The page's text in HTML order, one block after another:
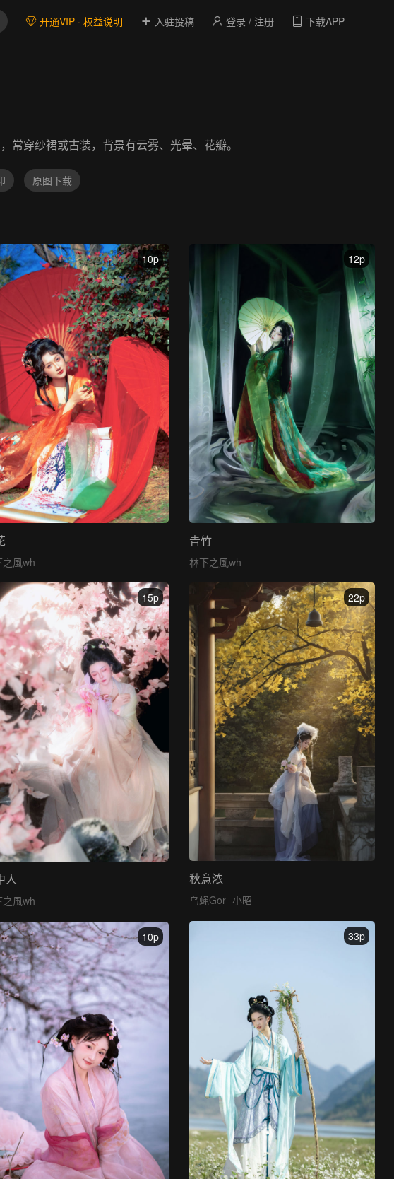
开通VIP · 权益说明 入驻投稿 登录 / 注册 下载APP
常穿纱裙或古装，背景有云雾、光晕、花瓣。
原图下载
10p
風wh
12p
青竹
林下之風wh
15p
人
風wh
22p
秋意浓
乌蝇Gor 小昭
33p
10p